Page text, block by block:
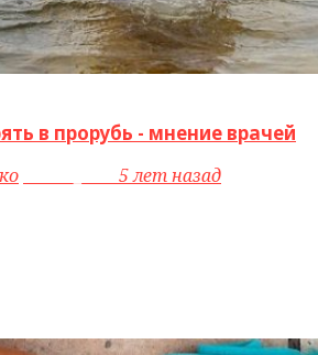
в прорубь - мнение врачей
5 лет назад